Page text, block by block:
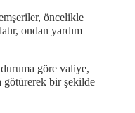
öncelikle
ondan yardım
duruma göre valiye,
götürerek bir şekilde